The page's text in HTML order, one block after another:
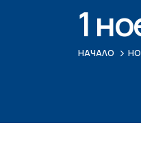
1
НАЧАЛО